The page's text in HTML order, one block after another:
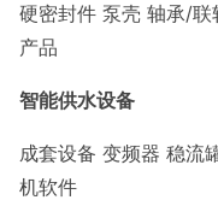
硬密封件 泵壳 轴承/
产品
智能供水设备
成套设备 变频器 稳流
机软件